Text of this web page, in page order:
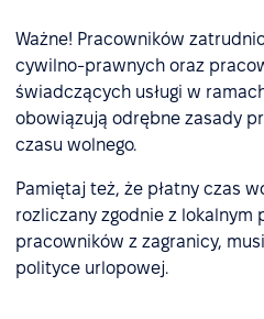
Ważne! Pracowników
cywilno-prawnych oraz
świadczących usługi w
obowiązują odrębne zasady
czasu wolnego.
Pamiętaj też, że płatny czas
rozliczany zgodnie z lokalnym
pracowników z zagranicy,
polityce urlopowej.